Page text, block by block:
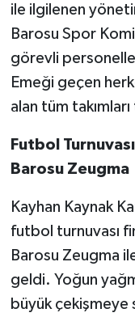
ile ilgilenen
Barosu Spor
görevli
Emeği geçen
alan tüm
Futbol
Barosu Zeugma
Kayhan Kaynak
futbol turnuvası
Barosu Zeugma
geldi. Yoğun
büyük çekişmeye